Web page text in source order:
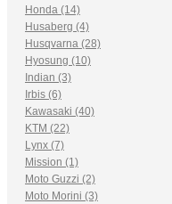
Honda (14)
Husaberg (4)
Husqvarna (28)
Hyosung (10)
Indian (3)
Irbis (6)
Kawasaki (40)
KTM (22)
Lynx (7)
Mission (1)
Moto Guzzi (2)
Moto Morini (3)